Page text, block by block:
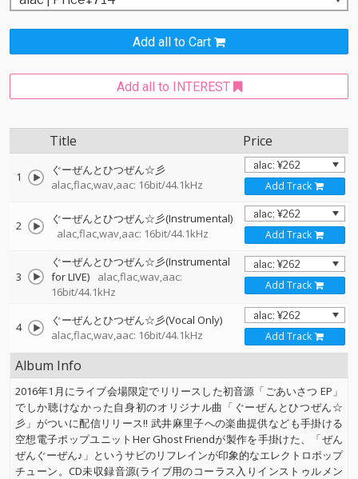
Add all to Cart
Add all to INTEREST
Title Price
1
ぐーぜんとひつぜん☆彡
alac,flac,wav,aac: 16bit/44.1kHz
Add Track
2
ぐーぜんとひつぜん☆彡(Instrumental)
alac,flac,wav,aac: 16bit/44.1kHz
Add Track
3
ぐーぜんとひつぜん☆彡(Instrumental
for LIVE)
alac,flac,wav,aac:
16bit/44.1kHz
Add Track
4
ぐーぜんとひつぜん☆彡(Vocal Only)
alac,flac,wav,aac: 16bit/44.1kHz
Add Track
Album Info
2016年1月にライブ会場限定でリリースした初音源「ごあいさつ EP」
でしか聴けなかった自身初のオリジナル曲「ぐーぜんとひつぜん☆
彡」がついに配信リリース!! 武井麻里子への楽曲提供なども手掛ける
空想電子ポップユニットHer Ghost Friendが製作を手掛けた、「ぜん
ぜんぐーぜん♪」というサビのリフレインが印象的なエレクトロポップ
チューン。CD未収録音源(ライブ用のコーラス入りインストゥルメン